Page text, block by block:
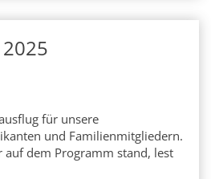
für unsere
und Familienmitgliedern.
auf dem Programm stand, lest